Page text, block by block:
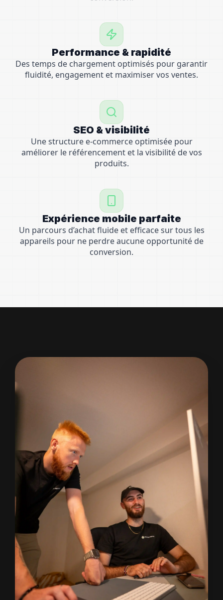
Performance & rapidité
Des temps de chargement optimisés pour garantir
fluidité, engagement et maximiser vos ventes.
SEO & visibilité
Une structure e-commerce optimisée pour
améliorer le référencement et la visibilité de vos
produits.
Expérience mobile parfaite
Un parcours d’achat fluide et efficace sur tous les
appareils pour ne perdre aucune opportunité de
conversion.